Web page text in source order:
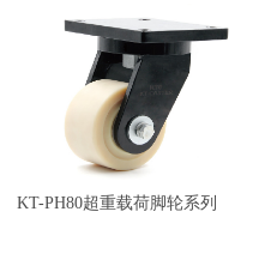
KT-PH80超重载荷脚轮系列